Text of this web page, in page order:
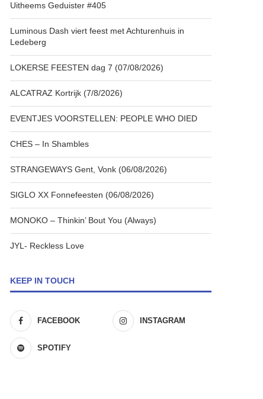
Uitheems Geduister #405
Luminous Dash viert feest met Achturenhuis in
Ledeberg
LOKERSE FEESTEN dag 7 (07/08/2026)
ALCATRAZ Kortrijk (7/8/2026)
EVENTJES VOORSTELLEN: PEOPLE WHO DIED
CHES – In Shambles
STRANGEWAYS Gent, Vonk (06/08/2026)
SIGLO XX Fonnefeesten (06/08/2026)
MONOKO – Thinkin’ Bout You (Always)
JYL- Reckless Love
KEEP IN TOUCH
FACEBOOK INSTAGRAM
SPOTIFY